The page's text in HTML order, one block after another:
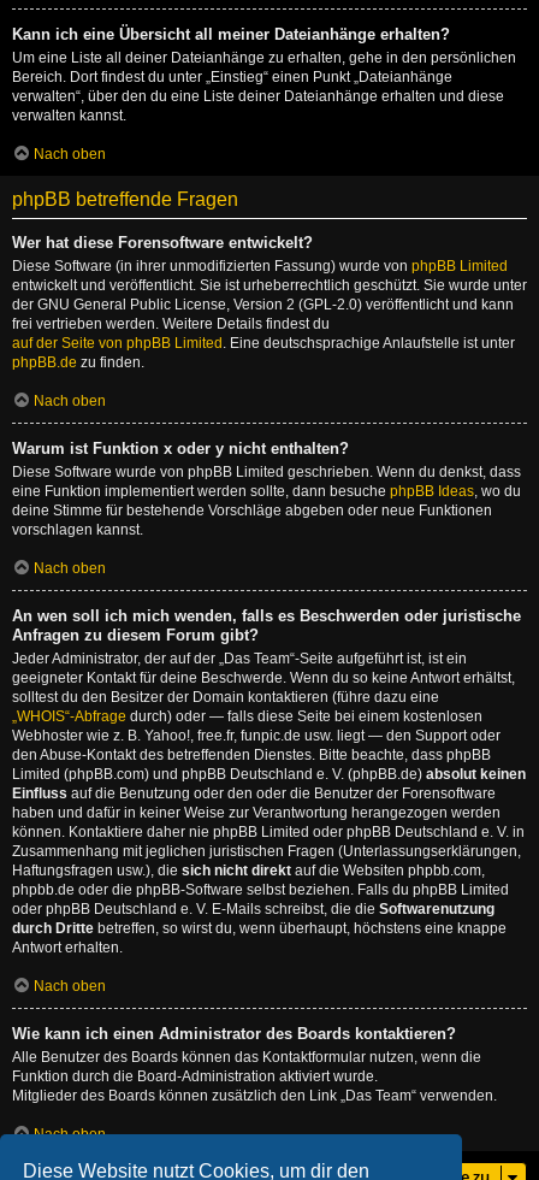
Diese Website nutzt Cookies, um dir den
Kann ich eine Übersicht all meiner Dateianhänge erhalten?
Um eine Liste all deiner Dateianhänge zu erhalten, gehe in den persönlichen
Bereich. Dort findest du unter „Einstieg“ einen Punkt „Dateianhänge
verwalten“, über den du eine Liste deiner Dateianhänge erhalten und diese
verwalten kannst.
Nach oben
phpBB betreffende Fragen
Wer hat diese Forensoftware entwickelt?
Diese Software (in ihrer unmodifizierten Fassung) wurde von phpBB Limited
entwickelt und veröffentlicht. Sie ist urheberrechtlich geschützt. Sie wurde unter
der GNU General Public License, Version 2 (GPL-2.0) veröffentlicht und kann
frei vertrieben werden. Weitere Details findest du
auf der Seite von phpBB Limited . Eine deutschsprachige Anlaufstelle ist unter
phpBB.de zu finden.
Nach oben
Warum ist Funktion x oder y nicht enthalten?
Diese Software wurde von phpBB Limited geschrieben. Wenn du denkst, dass
eine Funktion implementiert werden sollte, dann besuche phpBB Ideas, wo du
deine Stimme für bestehende Vorschläge abgeben oder neue Funktionen
vorschlagen kannst.
Nach oben
An wen soll ich mich wenden, falls es Beschwerden oder juristische
Anfragen zu diesem Forum gibt?
Jeder Administrator, der auf der „Das Team“-Seite aufgeführt ist, ist ein
geeigneter Kontakt für deine Beschwerde. Wenn du so keine Antwort erhältst,
solltest du den Besitzer der Domain kontaktieren (führe dazu eine
„WHOIS“-Abfrage durch) oder — falls diese Seite bei einem kostenlosen
Webhoster wie z. B. Yahoo!, free.fr, funpic.de usw. liegt — den Support oder
den Abuse-Kontakt des betreffenden Dienstes. Bitte beachte, dass phpBB
Limited (phpBB.com) und phpBB Deutschland e. V. (phpBB.de) absolut keinen
Einfluss auf die Benutzung oder den oder die Benutzer der Forensoftware
haben und dafür in keiner Weise zur Verantwortung herangezogen werden
können. Kontaktiere daher nie phpBB Limited oder phpBB Deutschland e. V. in
Zusammenhang mit jeglichen juristischen Fragen (Unterlassungserklärungen,
Haftungsfragen usw.), die sich nicht direkt auf die Websiten phpbb.com,
phpbb.de oder die phpBB-Software selbst beziehen. Falls du phpBB Limited
oder phpBB Deutschland e. V. E-Mails schreibst, die die Softwarenutzung
durch Dritte betreffen, so wirst du, wenn überhaupt, höchstens eine knappe
Antwort erhalten.
Nach oben
Wie kann ich einen Administrator des Boards kontaktieren?
Alle Benutzer des Boards können das Kontaktformular nutzen, wenn die
Funktion durch die Board-Administration aktiviert wurde.
Mitglieder des Boards können zusätzlich den Link „Das Team“ verwenden.
Nach oben